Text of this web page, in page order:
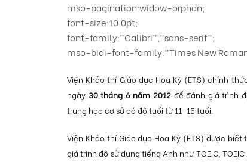
mso-pagination:widow-orphan;
font-size:10.0pt;
font-family:”Calibri”,”sans-serif”;
mso-bidi-font-family:”Times New
Viện Khảo thí Giáo dục Hoa Kỳ (ETS) chính
ngày 30 tháng 6 năm 2012để đánh giá trình
trung học cơ sở có độ tuổi từ 11-15 tuổi.
Viện Khảo thí Giáo dục Hoa Kỳ (ETS) được
giá trình độ sử dụng tiếng Anh như TOEIC, TOEIC